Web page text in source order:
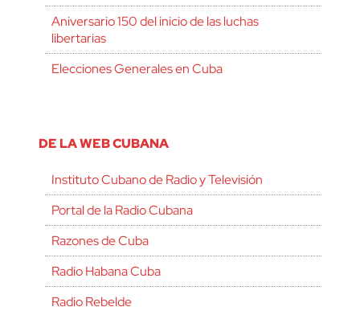
Aniversario 150 del inicio de las luchas
libertarias
Elecciones Generales en Cuba
DE LA WEB CUBANA
Instituto Cubano de Radio y Televisión
Portal de la Radio Cubana
Razones de Cuba
Radio Habana Cuba
Radio Rebelde